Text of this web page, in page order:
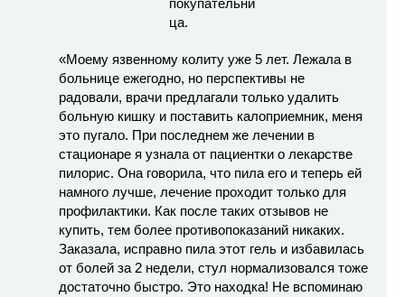
«Моему язвенному колиту уже 5 лет. Лежала в
больнице ежегодно, но перспективы не
радовали, врачи предлагали только удалить
больную кишку и поставить калоприемник, меня
это пугало. При последнем же лечении в
стационаре я узнала от пациентки о лекарстве
пилорис. Она говорила, что пила его и теперь ей
намного лучше, лечение проходит только для
профилактики. Как после таких отзывов не
купить, тем более противопоказаний никаких.
Заказала, исправно пила этот гель и избавилась
от болей за 2 недели, стул нормализовался тоже
достаточно быстро. Это находка! Не вспоминаю